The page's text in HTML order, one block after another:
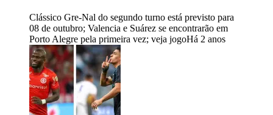
Clássico Gre-Nal do segundo turno está previsto para
08 de outubro; Valencia e Suárez se encontrarão em
Porto Alegre pela primeira vez; veja jogoHá 2 anos